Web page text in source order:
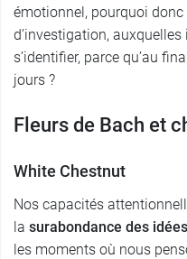
émotionnel, pourquoi donc
d’investigation,
s’identifier, parce qu’au
jours ?
Fleurs de Bach et
White Chestnut
Nos capacités
la surabondance des
les moments où nous